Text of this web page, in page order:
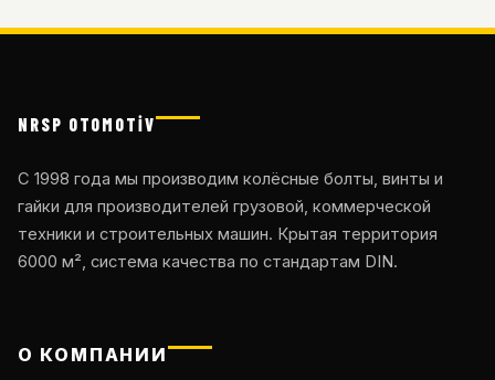
NRSP OTOMOTİV
С 1998 года мы производим колёсные болты, винты и
гайки для производителей грузовой, коммерческой
техники и строительных машин. Крытая территория
6000 м², система качества по стандартам DIN.
О КОМПАНИИ